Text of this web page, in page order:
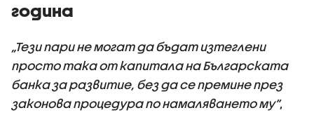
година
„Тези пари не могат да бъдат изтеглени
просто така от капитала на Българската
банка за развитие, без да се премине през
законова процедура по намаляването му”,